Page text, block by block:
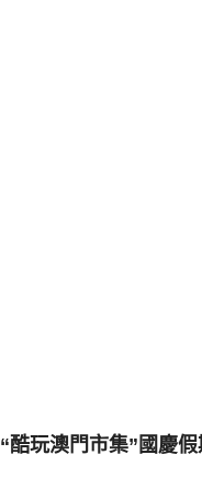
“酷玩澳門市集”國慶